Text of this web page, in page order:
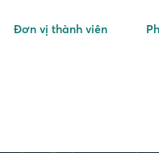
Đơn vị thành viên